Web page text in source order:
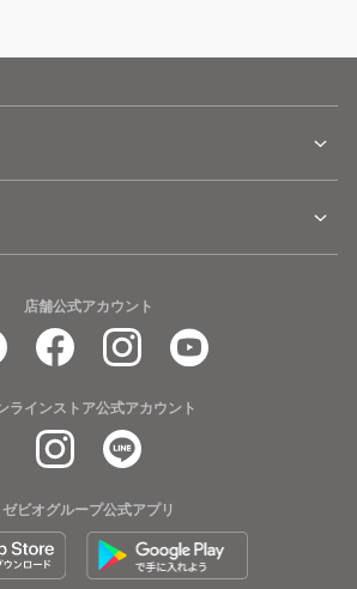
店舗公式アカウント
ラインストア公式アカウント
ゼビオグループ公式アプリ